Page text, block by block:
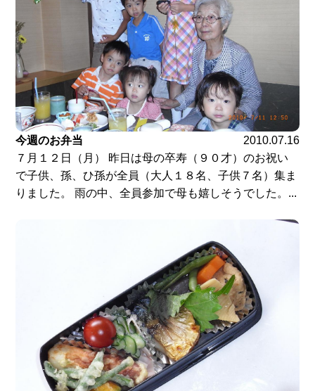
今週のお弁当
2010.07.16
７月１２日（月） 昨日は母の卒寿（９０才）のお祝い
で子供、孫、ひ孫が全員（大人１８名、子供７名）集ま
りました。 雨の中、全員参加で母も嬉しそうでした。...